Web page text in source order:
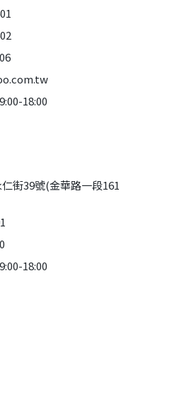
18:00
街39號(金華路一段161
18:00